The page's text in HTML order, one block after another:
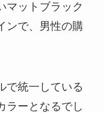
マットブラック
ンで、男性の購
で統一している
ラーとなるでし